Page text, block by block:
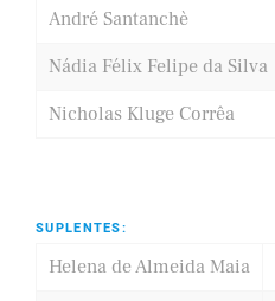
André Santanchè
Nádia Félix Felipe da Silva
Nicholas Kluge Corrêa
SUPLENTES:
Helena de Almeida Maia